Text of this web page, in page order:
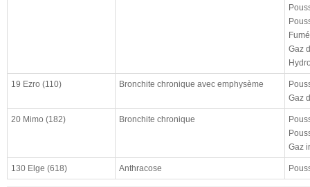
Gaz
19 Ezro (110) Bronchite chronique avec emphysème
Gaz
20 Mimo (182) Bronchite chronique
Gaz
130 Elge (618) Anthracose